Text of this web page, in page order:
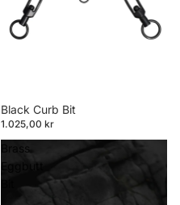
Black Curb Bit
1.025,00 kr
Brass
Eggbutt